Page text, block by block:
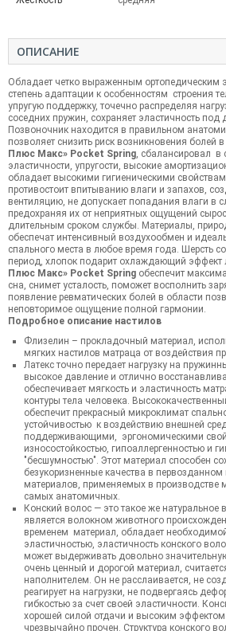
ОПИСАНИЕ
Обладает четко выраженным ортопедическим
степень адаптации к особенностям строения
упругую поддержку, точечно распределяя
соседних пружин, сохраняет эластичность под
Позвоночник находится в правильном
позволяет снизить риск возникновения болей
Плюс Макс» Pocket Spring , сбалансировал в
эластичности, упругости, высокие
обладает высокими гигиеническими
противостоит впитыванию влаги и запахов,
вентиляцию, не допускает попадания влаги в
предохраняя их от неприятных ощущений
длительным сроком службы. Материалы,
обеспечат интенсивный воздухообмен и
спального места в любое время года. Шерсть
период, хлопок подарит охлаждающий эффект
Плюс Макс» Pocket Spring обеспечит
сна, снимет усталость, поможет восполнить
появление ревматических болей в области
неповторимое ощущение полной гармонии.
Подробное описание настилов
Флизелин – прокладочный материал,
мягких настилов матраца от воздействия
Латекс точно передает нагрузку на
высокое давление и отлично
обеспечивает мягкость и эластичность
контуры тела человека.
обеспечит прекрасный микроклимат
устойчивостью к воздействию внешней
поддерживающими, эргономическими
износостойкостью, гипоаллергенностью и
"бесшумностью". Этот материал способен
безукоризненные качества в
материалов, применяемых в производстве
самых анатомичных.
Конский волос — это такое же натуральное
является волокном животного
временем материал, обладает
эластичностью, эластичность конского
может выдерживать довольно
очень ценный и дорогой материал,
наполнителем. Он не расслаивается, не
реагирует на нагрузки, не подвергаясь
гибкостью за счет своей эластичности.
хорошей силой отдачи и высоким
чрезвычайно прочен. Структура конского